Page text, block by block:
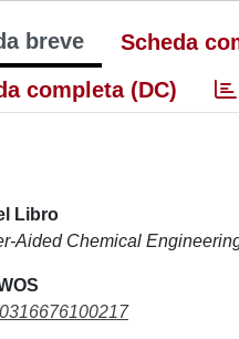
breve
Scheda
completa (DC)
Libro
Aided Chemical